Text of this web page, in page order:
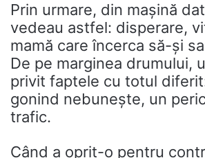
Prin urmare, din mașină
vedeau astfel: disperare,
mamă care încerca să-și
De pe marginea drumului,
privit faptele cu totul
gonind nebunește, un
trafic.
Când a oprit-o pentru